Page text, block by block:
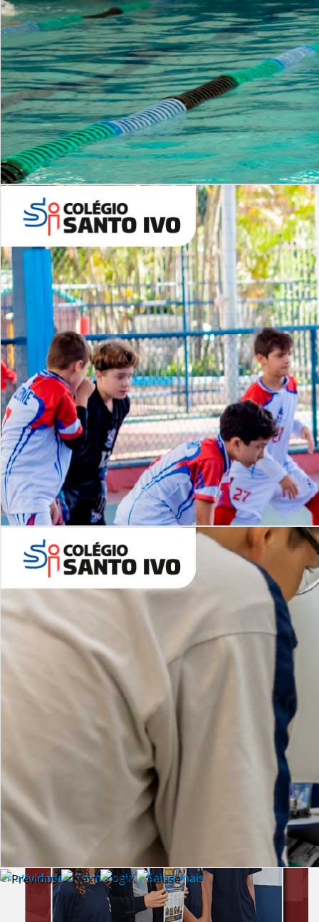
Período Integral | Saiba mais
Desafios | Saiba mais
Criatividade e Tecnologia | Saiba mais
INSTITUCIONAL
Lista de vídeos
NOSSOCANAL